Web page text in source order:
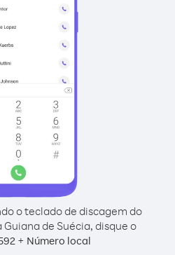
o teclado de discagem do
de Suécia, disque o
+ Número local